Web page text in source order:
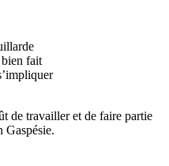
fait
de travailler et de faire partie
Gaspésie.